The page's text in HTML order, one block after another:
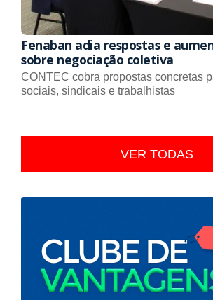
Fenaban adia respostas e
sobre negociação coletiva
CONTEC cobra propostas concretas
sociais, sindicais e trabalhistas
VER TODAS